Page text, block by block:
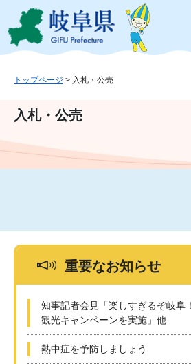
ジ
ュ
文
このページの本文へ
トップページ > 入札・公売
入札・公売
重要なお知らせ
知事記者会見「楽しすぎるぞ岐阜
観光キャンペーンを実施」他
熱中症を予防しましょう